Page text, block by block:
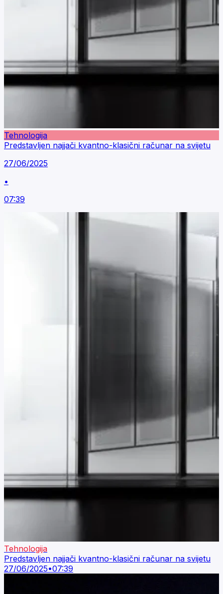
Tehnologija
Predstavljen najjači kvantno-klasični računar na svijetu
27/06/2025
•
07:39
Tehnologija
Predstavljen najjači kvantno-klasični računar na svijetu
27/06/2025•07:39